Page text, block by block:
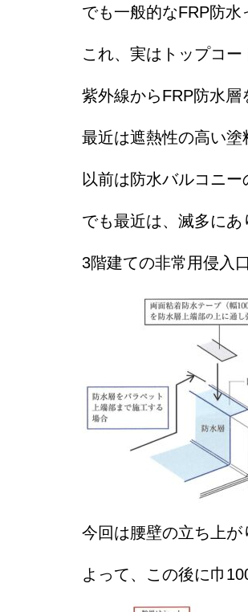
でも一般的なFRP防
これ、実はトップコー
紫外線からFRP防水層
最近は遮熱性の高い塗
以前は防水バルコニー
でも最近は、滅多にあ
3階建ての非常用侵入
今回は腰壁の立ち上が
よって、この後に巾